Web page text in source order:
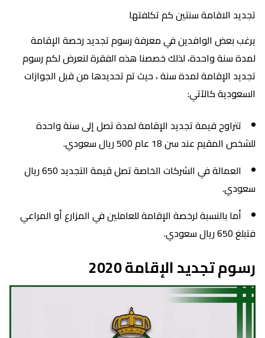
تجديد الاقامة سنتين كم تكلفتها
يرغب بعض الوافدين في معرفة رسوم تجديد رخصة الإقامة
لمدة سنة واحدة، لذلك خصصنا هذه الفقرة لنعرض لكم رسوم
تجديد الإقامة لمدة سنة ، حيث تم تحديدها من قبل الجوازات
السعودية كالآتي:
تتراوح قيمة تجديد الإقامة لمدة تصل إلى سنة واحدة
للشخص المقيم عند سن 18 عام 500 ريال سعودي.
العمالة في الشركات الخاصة تصل قيمة التجديد 650 ريال
سعودي.
أما بالنسبة لرخصة الإقامة للعاملين في المزارع أو المراعي
فتبلغ 650 ريال سعودي.
رسوم تجديد الإقامة 2020